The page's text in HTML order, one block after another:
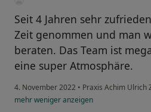
Seit 4 Jahren sehr
Zeit genommen und man
beraten. Das Team ist
eine super Atmosphäre.
4. November 2022 • Praxis Achim Ulrich
mehrwenigeranzeigen